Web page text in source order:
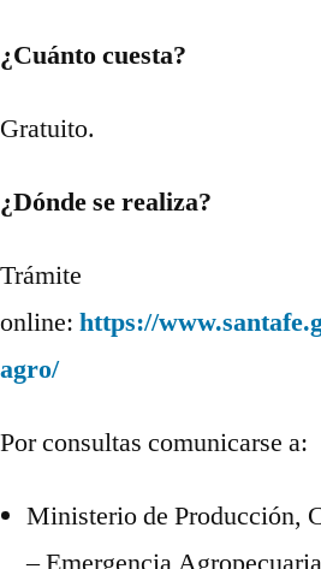
¿Cuánto cuesta?
Gratuito.
¿Dónde se realiza?
Trámite
online: https://
agro/
Por consultas comunicarse a:
Ministerio de Producción,